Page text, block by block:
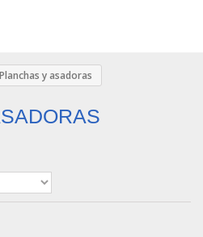
Planchas y asadoras